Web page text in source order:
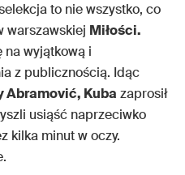
to nie wszystko, co
warszawskiej Miłości.
na wyjątkową i
z publicznością. Idąc
Abramović, Kuba zaprosił
usiąść naprzeciwko
kilka minut w oczy.